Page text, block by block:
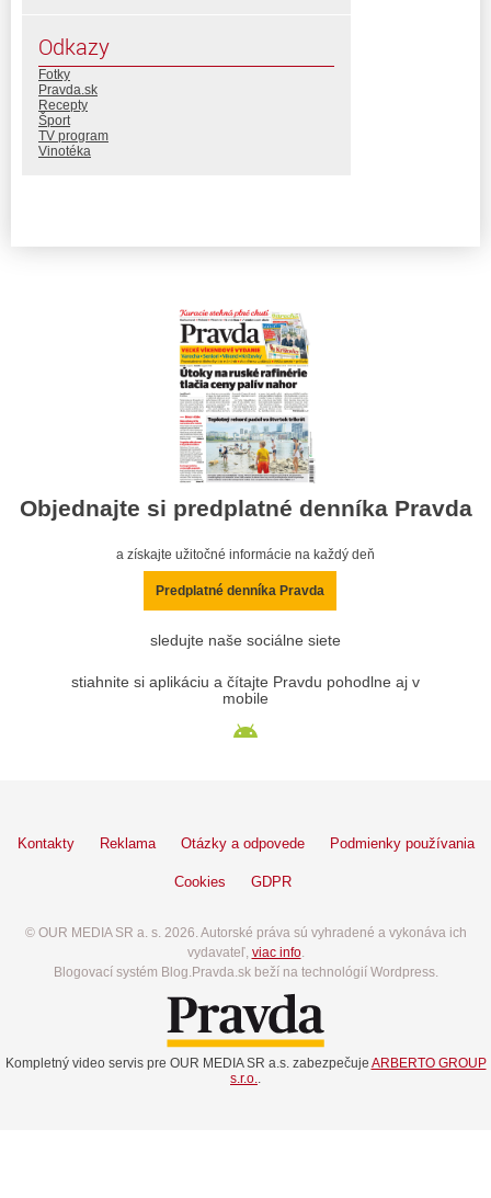
Odkazy
Fotky
Pravda.sk
Recepty
Šport
TV program
Vinotéka
Objednajte si predplatné denníka Pravda
a získajte užitočné informácie na každý deň
Predplatné denníka Pravda
sledujte naše sociálne siete
stiahnite si aplikáciu a čítajte Pravdu pohodlne aj v
mobile
Kontakty Reklama Otázky a odpovede Podmienky používania
Cookies GDPR
© OUR MEDIA SR a. s. 2026. Autorské práva sú vyhradené a vykonáva ich
vydavateľ, viac info.
Blogovací systém Blog.Pravda.sk beží na technológií Wordpress.
Kompletný video servis pre OUR MEDIA SR a.s. zabezpečuje ARBERTO GROUP
s.r.o.